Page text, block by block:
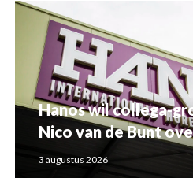
Hanos wil collega-
Nico van de Bunt
3 augustus 2026